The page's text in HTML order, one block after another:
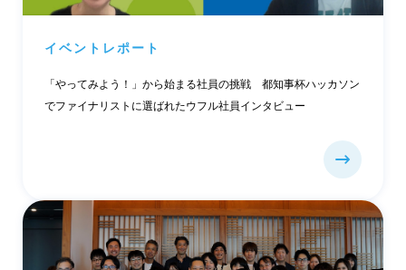
イベントレポート
「やってみよう！」から始まる社員の挑戦 都知事杯ハッカソン
でファイナリストに選ばれたウフル社員インタビュー